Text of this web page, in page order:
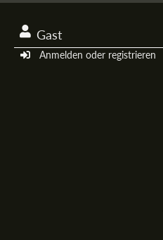
Gast
Anmelden oder registrieren